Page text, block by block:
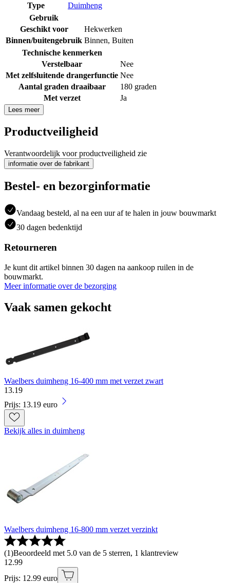
Type
Duimheng
Gebruik
Geschikt voor
Hekwerken
Binnen/buitengebruik Binnen, Buiten
Technische kenmerken
Verstelbaar
Nee
Met zelfsluitende drangerfunctie Nee
Aantal graden draaibaar
180 graden
Met verzet
Ja
Lees meer
Productveiligheid
Verantwoordelijk voor productveiligheid zie
informatie over de fabrikant
Bestel- en bezorginformatie
Vandaag besteld, al na een uur af te halen in jouw bouwmarkt
30 dagen bedenktijd
Retourneren
Je kunt dit artikel binnen 30 dagen na aankoop ruilen in de
bouwmarkt.
Meer informatie over de bezorging
Vaak samen gekocht
Waelbers duimheng 16-400 mm met verzet zwart
13.19
Prijs: 13.19 euro
Bekijk alles in duimheng
Waelbers duimheng 16-800 mm verzet verzinkt
(1)Beoordeeld met 5.0 van de 5 sterren, 1 klantreview
12.99
Prijs: 12.99 euro